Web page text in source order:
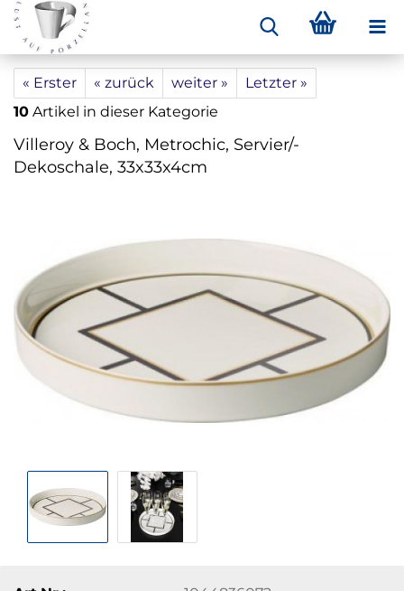
« Erster « zurück weiter »
Letzter »
10 Artikel in dieser Kategorie
Villeroy & Boch, Metrochic, Servier/-
Dekoschale, 33x33x4cm